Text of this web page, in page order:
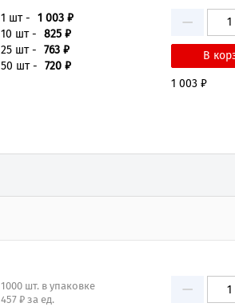
1 шт - 1 003 ₽
10 шт - 825 ₽
25 шт - 763 ₽
50 шт - 720 ₽
−
1 003 ₽
1000 шт. в упаковке
457 ₽ за ед.
−